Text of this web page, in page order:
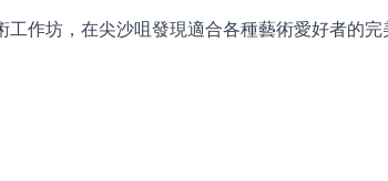
作坊，在尖沙咀發現適合各種藝術愛好者的完